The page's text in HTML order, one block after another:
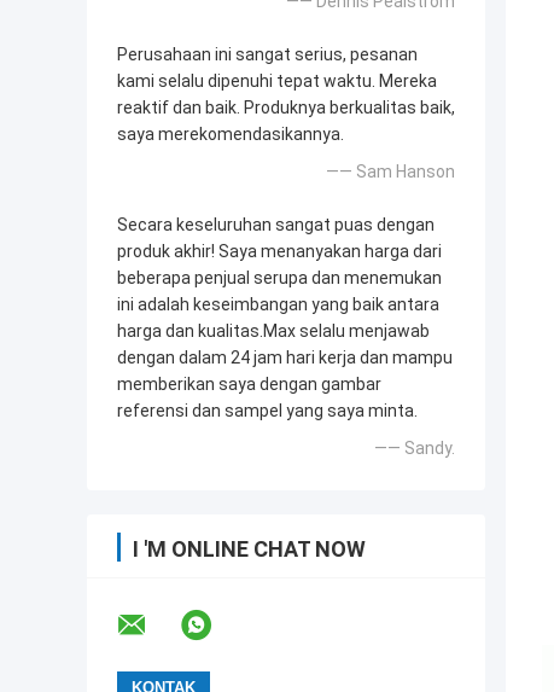
Perusahaan ini sangat serius, pesanan
kami selalu dipenuhi tepat waktu. Mereka
reaktif dan baik. Produknya berkualitas baik,
saya merekomendasikannya.
—— Sam Hanson
Secara keseluruhan sangat puas dengan
produk akhir! Saya menanyakan harga dari
beberapa penjual serupa dan menemukan
ini adalah keseimbangan yang baik antara
harga dan kualitas.Max selalu menjawab
dengan dalam 24 jam hari kerja dan mampu
memberikan saya dengan gambar
referensi dan sampel yang saya minta.
—— Sandy.
I 'M ONLINE CHAT NOW